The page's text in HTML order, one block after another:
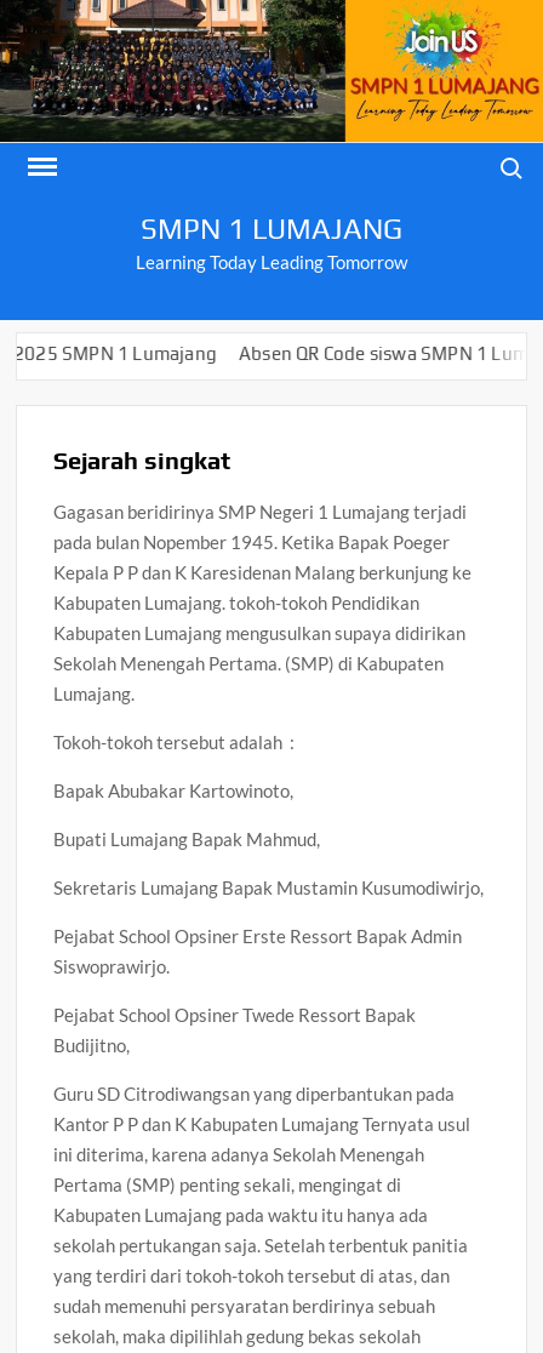
Skip
to
content
SMPN 1 LUMAJANG
Learning Today Leading Tomorrow
1 Lumajang Absen QR Code siswa SMPN 1 Lumajang
Sejarah singkat
Gagasan beridirinya SMP Negeri 1 Lumajang terjadi
pada bulan Nopember 1945. Ketika Bapak Poeger
Kepala P P dan K Karesidenan Malang berkunjung ke
Kabupaten Lumajang. tokoh-tokoh Pendidikan
Kabupaten Lumajang mengusulkan supaya didirikan
Sekolah Menengah Pertama. (SMP) di Kabupaten
Lumajang.
Tokoh-tokoh tersebut adalah :
Bapak Abubakar Kartowinoto,
Bupati Lumajang Bapak Mahmud,
Sekretaris Lumajang Bapak Mustamin Kusumodiwirjo,
Pejabat School Opsiner Erste Ressort Bapak Admin
Siswoprawirjo.
Pejabat School Opsiner Twede Ressort Bapak
Budijitno,
Guru SD Citrodiwangsan yang diperbantukan pada
Kantor P P dan K Kabupaten Lumajang Ternyata usul
ini diterima, karena adanya Sekolah Menengah
Pertama (SMP) penting sekali, mengingat di
Kabupaten Lumajang pada waktu itu hanya ada
sekolah pertukangan saja. Setelah terbentuk panitia
yang terdiri dari tokoh-tokoh tersebut di atas, dan
sudah memenuhi persyaratan berdirinya sebuah
sekolah, maka dipilihlah gedung bekas sekolah